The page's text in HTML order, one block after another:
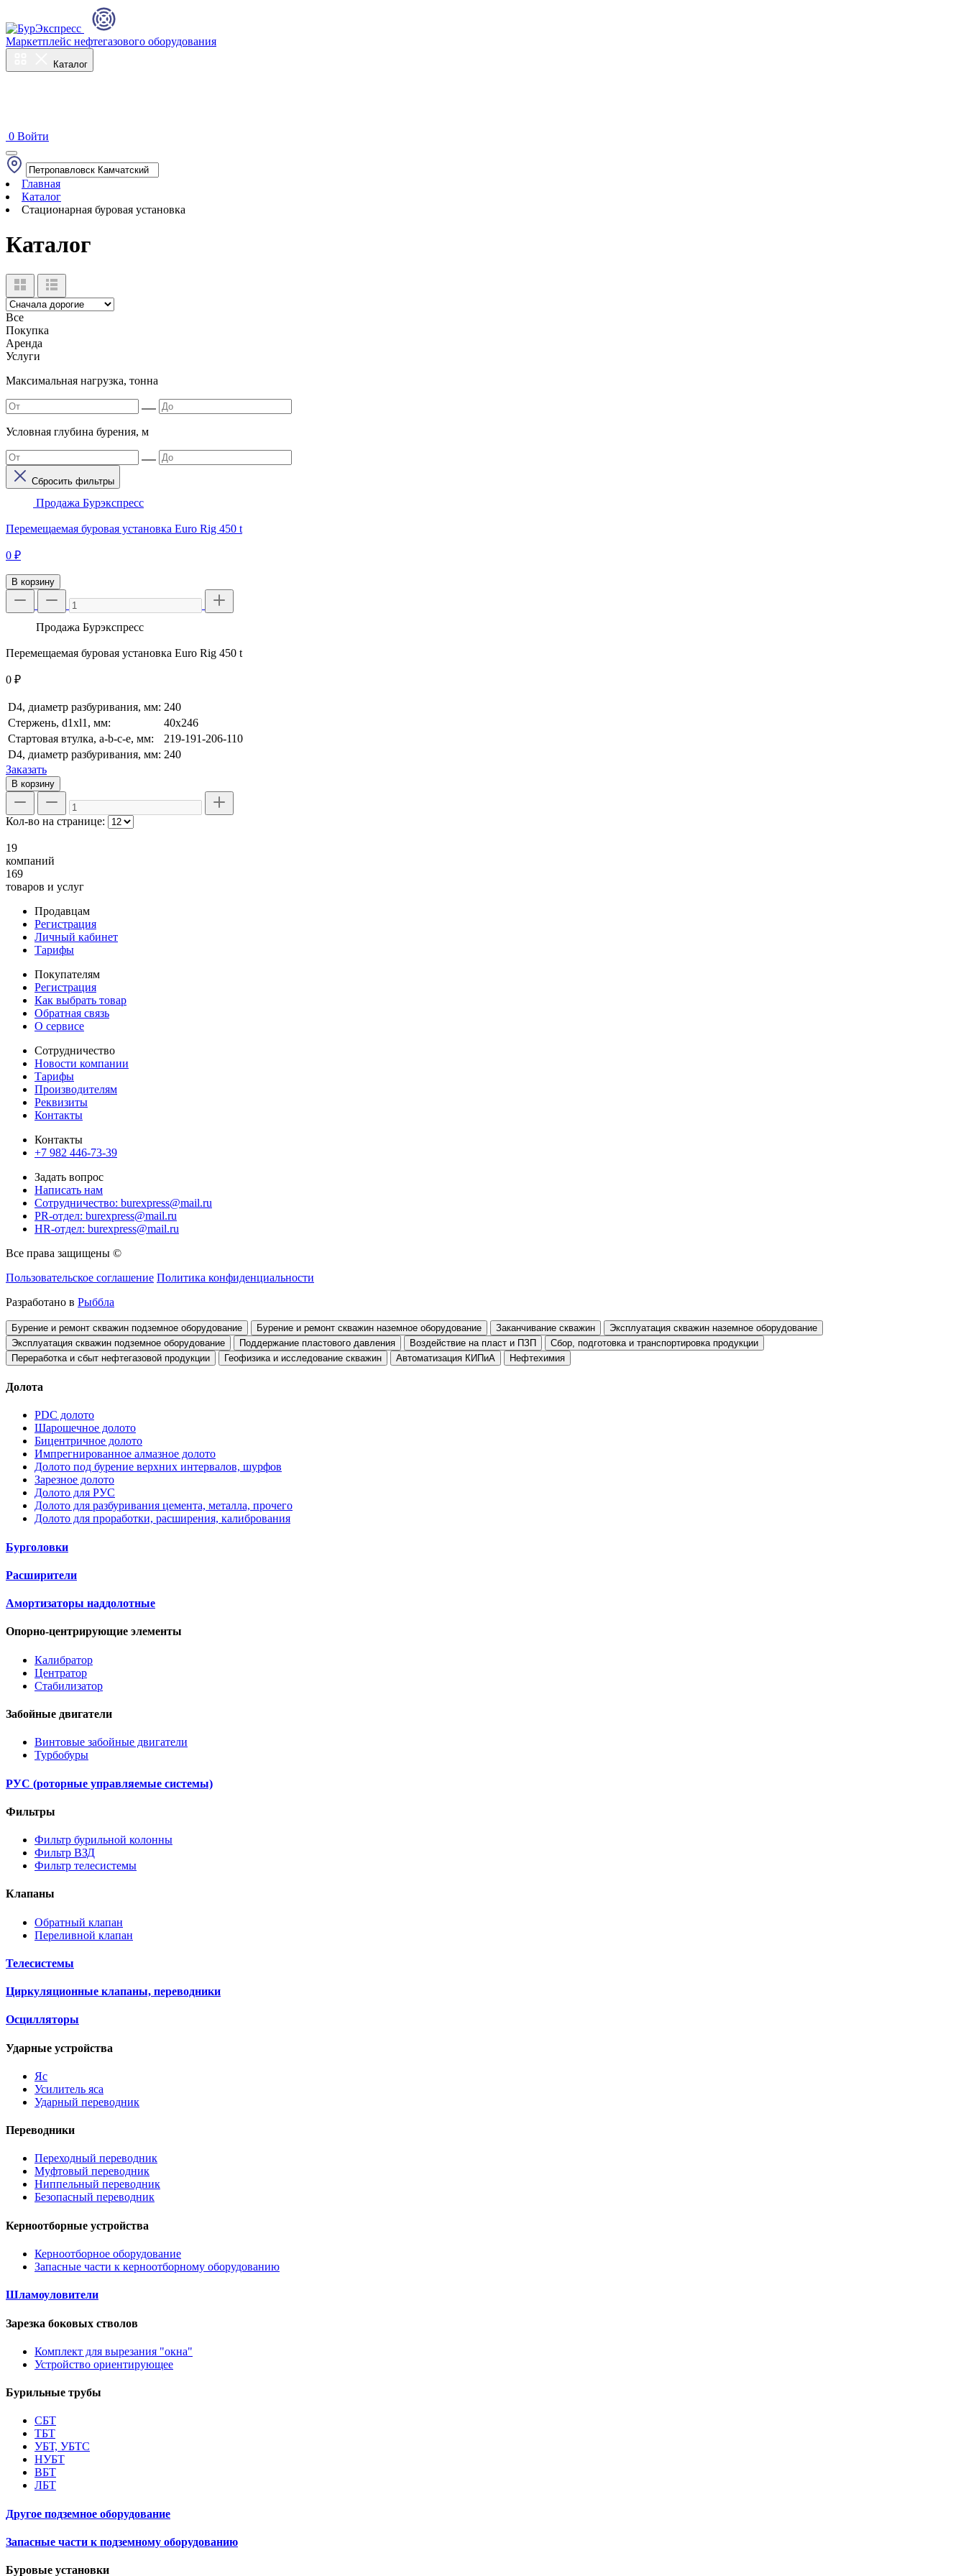
Маркетплейс нефтегазового оборудования
Каталог
0 Войти
Главная
Каталог
Стационарная буровая установка
Каталог
Все
Покупка
Аренда
Услуги
Максимальная нагрузка, тонна
Условная глубина бурения, м
Сбросить фильтры
Продажа Бурэкспресс
Перемещаемая буровая установка Euro Rig 450 t
0 ₽
В корзину
Продажа Бурэкспресс
Перемещаемая буровая установка Euro Rig 450 t
0 ₽
D4, диаметр разбуривания, мм: 240
Стержень, d1xl1, мм:
40х246
Стартовая втулка, a-b-c-e, мм:
219-191-206-110
D4, диаметр разбуривания, мм: 240
Заказать
В корзину
Кол-во на странице:
19
компаний
169
товаров и услуг
Продавцам
Регистрация
Личный кабинет
Тарифы
Покупателям
Регистрация
Как выбрать товар
Обратная связь
О сервисе
Сотрудничество
Новости компании
Тарифы
Производителям
Реквизиты
Контакты
Контакты
+7 982 446-73-39
Задать вопрос
Написать нам
Сотрудничество: burexpress@mail.ru
PR-отдел: burexpress@mail.ru
HR-отдел: burexpress@mail.ru
Все права защищены ©
Пользовательское соглашение Политика конфиденциальности
Разработано в Рыббла
Бурение и ремонт скважин подземное оборудование Бурение и ремонт скважин наземное оборудование Заканчивание скважин
Эксплуатация скважин наземное оборудование
Эксплуатация скважин подземное оборудование
Поддержание пластового давления Воздействие на пласт и ПЗП
Сбор, подготовка и транспортировка продукции
Переработка и сбыт нефтегазовой продукции
Геофизика и исследование скважин Автоматизация КИПиА Нефтехимия
Долота
PDC долото
Шарошечное долото
Бицентричное долото
Импрегнированное алмазное долото
Долото под бурение верхних интервалов, шурфов
Зарезное долото
Долото для РУС
Долото для разбуривания цемента, металла, прочего
Долото для проработки, расширения, калибрования
Бурголовки
Расширители
Амортизаторы наддолотные
Опорно-центрирующие элементы
Калибратор
Центратор
Стабилизатор
Забойные двигатели
Винтовые забойные двигатели
Турбобуры
РУС (роторные управляемые системы)
Фильтры
Фильтр бурильной колонны
Фильтр ВЗД
Фильтр телесистемы
Клапаны
Обратный клапан
Переливной клапан
Телесистемы
Циркуляционные клапаны, переводники
Осцилляторы
Ударные устройства
Яс
Усилитель яса
Ударный переводник
Переводники
Переходный переводник
Муфтовый переводник
Ниппельный переводник
Безопасный переводник
Керноотборные устройства
Керноотборное оборудование
Запасные части к керноотборному оборудованию
Шламоуловители
Зарезка боковых стволов
Комплект для вырезания "окна"
Устройство ориентирующее
Бурильные трубы
СБТ
ТБТ
УБТ, УБТС
НУБТ
ВБТ
ЛБТ
Другое подземное оборудование
Запасные части к подземному оборудованию
Буровые установки